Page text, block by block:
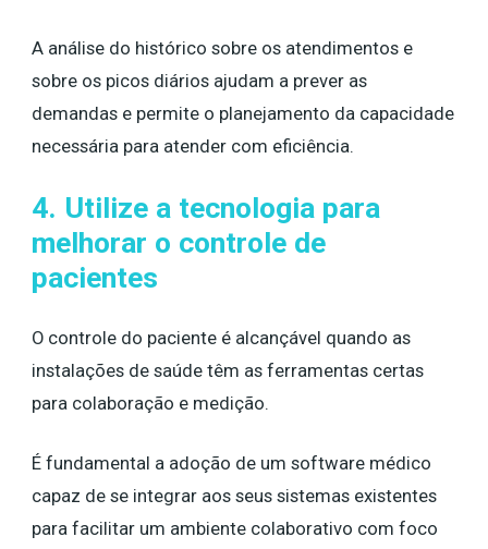
A análise do histórico sobre os atendimentos e
sobre os picos diários ajudam a prever as
demandas e permite o planejamento da capacidade
necessária para atender com eficiência.
4. Utilize a tecnologia para
melhorar o controle de
pacientes
O controle do paciente é alcançável quando as
instalações de saúde têm as ferramentas certas
para colaboração e medição.
É fundamental a adoção de um software médico
capaz de se integrar aos seus sistemas existentes
para facilitar um ambiente colaborativo com foco